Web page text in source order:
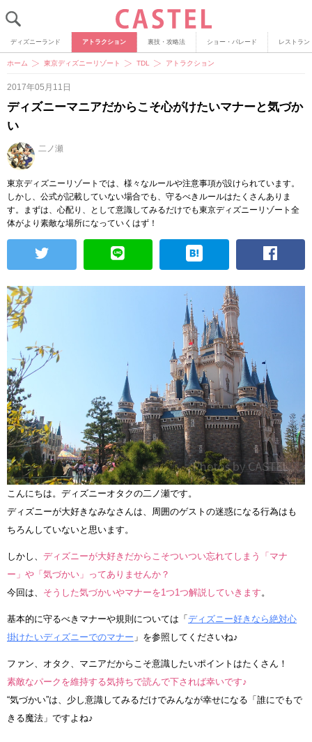
ディズニーランド アトラクション 裏技・攻略法 ショー・パレード レストラン
ホーム 東京ディズニーリゾート TDL アトラクション
2017年05月11日
ディズニーマニアだからこそ心がけたいマナーと気づか
い
二ノ瀬
東京ディズニーリゾートでは、様々なルールや注意事項が設けられています。
しかし、公式が記載していない場合でも、守るべきルールはたくさんありま
す。まずは、心配り、として意識してみるだけでも東京ディズニーリゾート全
体がより素敵な場所になっていくはず！
こんにちは。ディズニーオタクの二ノ瀬です。
ディズニーが大好きなみなさんは、周囲のゲストの迷惑になる行為はも
ちろんしていないと思います。
しかし、 ディズニーが大好きだからこそついつい忘れてしまう「マナ
ー」や「気づかい」ってありませんか？
今回は、 そうした気づかいやマナーを1つ1つ解説していきます。
基本的に守るべきマナーや規則については「 ディズニー好きなら絶対心
掛けたいディズニーでのマナー 」を参照してくださいね♪
ファン、オタク、マニアだからこそ意識したいポイントはたくさん！
素敵なパークを維持する気持ちで読んで下されば幸いです♪
“気づかい”は、少し意識してみるだけでみんなが幸せになる「誰にでもで
きる魔法」ですよね♪